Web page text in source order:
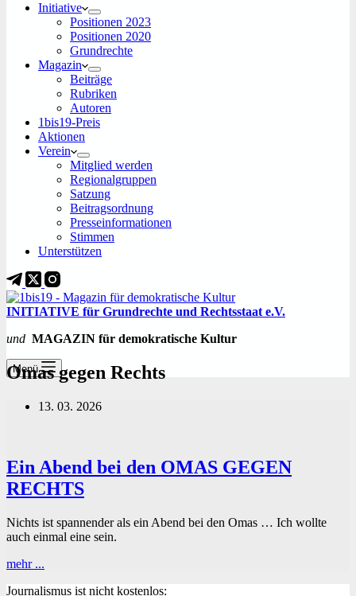
Initiative
Positionen 2023
Positionen 2020
Grundrechte
Magazin
Beiträge
Rubriken
Autoren
1bis19-Preis
Aktionen
Verein
Mitglied werden
Regionalgruppen
Satzung
Beitragsordnung
Presseinformationen
Stimmen
Unterstützen
INITIATIVE für Grundrechte und Rechtsstaat e.V.
und MAGAZIN für demokratische Kultur
Menü
Omas gegen Rechts
13. 03. 2026
Ein Abend bei den OMAS GEGEN
RECHTS
Nichts ist spannender als ein Abend bei den Omas … Ich wollte
auch einmal eine sein.
mehr ...
bei
Journalismus ist nicht kostenlos: